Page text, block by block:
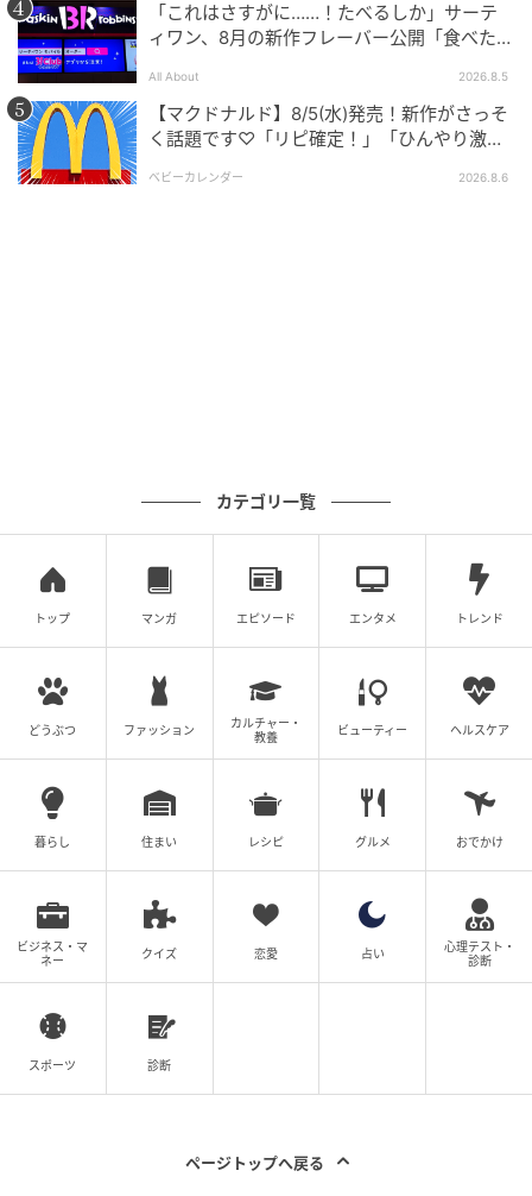
その上には、強炭酸のソーダと「チラックスソーダ」
のために開発したグリーンシトラスフレーバーシロッ
プを組み合わせて。このグリーンシトラスフレーバー
シロップには、レモン・ライム・グレープフルーツと
いったシトラスに、梨・ハーブなど10種類以上の香り
をブレンドしているそう。シュワッと弾ける炭酸と共
さらにトッピングには、セミドライレモンスライスを
います。瑞々しさとクリア感のある見た目は、夏っぽ
さ満載♡ 齧りながらドリンクを楽しめば、より一層、
フルーティーさが加速します！
アレンジの幅が広すぎる！試してみたいおす
すめカスタマイズ♡
「これはさすがに……！たべるしか」サーテ
ィワン、8月の新作フレーバー公開「食べた方
All About 2026.8.5
【マクドナルド】8/5(水)発売！新作がさっそ
く話題です♡「リピ確定！」「ひんやり激う
ベビーカレンダー 2026.8.6
カテゴリ一覧
トップ マンガ エピソード エンタメ トレンド
どうぶつ ファッション
カルチャー・
教養
ビューティー ヘルスケア
暮らし 住まい レシピ グルメ おでかけ
ビジネス・マ
ネー
クイズ 恋愛 占い
心理テスト・
診断
スポーツ 診断
ページトップへ戻る